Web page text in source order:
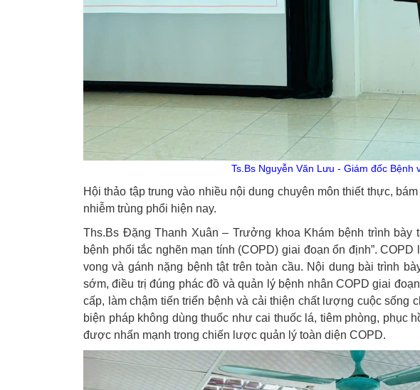
Ts.Bs Nguyễn Văn Lưu - Giám đốc Bệnh
Hội thảo tập trung vào nhiều nội dung chuyên môn thiết thực,
nhiễm trùng phổi hiện nay.
Ths.Bs Đặng Thanh Xuân – Trưởng khoa Khám bệnh trình bày
bệnh phổi tắc nghẽn mạn tính (COPD) giai đoạn ổn định”. COPD
vong và gánh nặng bệnh tật trên toàn cầu. Nội dung bài trình
sớm, điều trị đúng phác đồ và quản lý bệnh nhân COPD giai
cấp, làm chậm tiến triển bệnh và cải thiện chất lượng cuộc sống
biện pháp không dùng thuốc như cai thuốc lá, tiêm phòng, phục
được nhấn mạnh trong chiến lược quản lý toàn diện COPD.